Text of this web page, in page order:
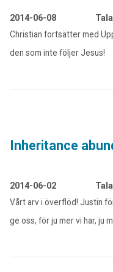
2014-06-08
Christian fortsätter med
den som inte följer Jesus!
Inheritance
2014-06-02
Vårt arv i överflöd! Justin
ge oss, för ju mer vi har, ju